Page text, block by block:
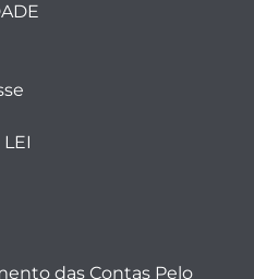
das Contas Pelo